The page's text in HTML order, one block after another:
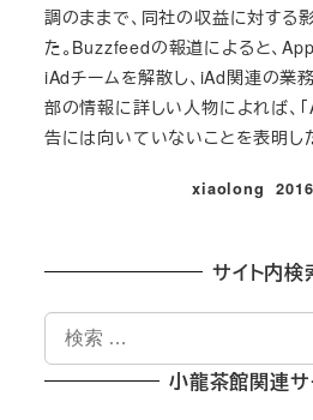
調のままで、同社の収益に対する
た。Buzzfeedの報道によると、
iAdチームを解散し、iAd関連の業
部の情報に詳しい人物によれば、
告には向いていないことを表明した
xiaolong
投稿
サイト内検
検
索
小龍茶館関連サ